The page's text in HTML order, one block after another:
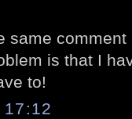
same
is that I
to!
17:12